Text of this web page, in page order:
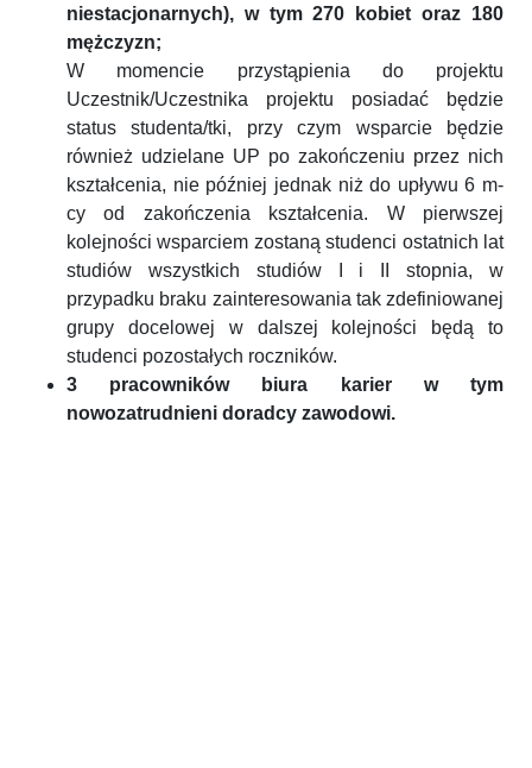
niestacjonarnych), w tym 270 kobiet oraz 180
mężczyzn;
W momencie przystąpienia do projektu
Uczestnik/Uczestnika projektu posiadać będzie
status studenta/tki, przy czym wsparcie będzie
również udzielane UP po zakończeniu przez nich
kształcenia, nie później jednak niż do upływu 6 m-
cy od zakończenia kształcenia. W pierwszej
kolejności wsparciem zostaną studenci ostatnich lat
studiów wszystkich studiów I i II stopnia, w
przypadku braku zainteresowania tak zdefiniowanej
grupy docelowej w dalszej kolejności będą to
studenci pozostałych roczników.
3 pracowników biura karier w tym
nowozatrudnieni doradcy zawodowi.